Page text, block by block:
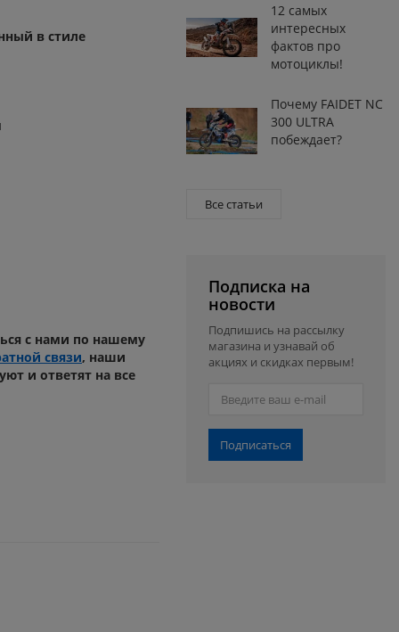
в стиле
с нами по нашему
связи, наши
и ответят на все
12 самых
интересных
фактов про
мотоциклы!
Почему FAIDET NC
300 ULTRA
побеждает?
Все статьи
Подписка на
новости
Подпишись на рассылку
магазина и узнавай об
акциях и скидках первым!
Подписаться